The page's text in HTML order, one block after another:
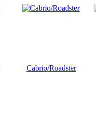
Cabrio/Roadster